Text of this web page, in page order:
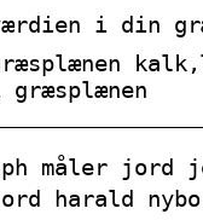
i din
ph måler jord
harald